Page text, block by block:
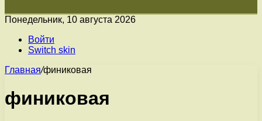
Понедельник, 10 августа 2026
Войти
Switch skin
Главная/финиковая
финиковая